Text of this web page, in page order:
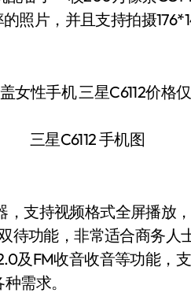
照片，并且支持拍摄
三星C6112 手机图
，支持视频格式全屏播放
待功能，非常适合商务人
及FM收音收音等功能，
需求。